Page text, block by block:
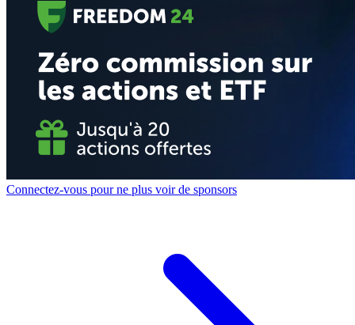
Connectez-vous pour ne plus voir de sponsors